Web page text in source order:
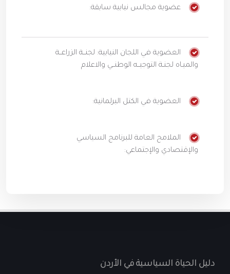
عضوية مجالس نيابية سابقة:
العضوية في اللجان النيابية: لجنــة الزراعــة
والميـاه لجنـة التوجيــه الوطنــي والاعلام
العضوية في الكتل البرلمانية:
الملامح العامة للبرنامج السياسي
والإقتصادي والإجتماعي:
دليل الحياة السياسية في الأردن